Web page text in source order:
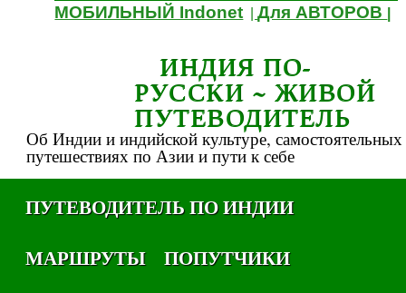
МОБИЛЬНЫЙ Indonet |Для АВТОРОВ
ИНДИЯ ПО-
РУССКИ ~ ЖИВОЙ
ПУТЕВОДИТЕЛЬ
Об Индии и индийской культуре, самостоятельных
путешествиях по Азии и пути к себе
ПУТЕВОДИТЕЛЬ ПО ИНДИИ
МАРШРУТЫ
ПОПУТЧИКИ